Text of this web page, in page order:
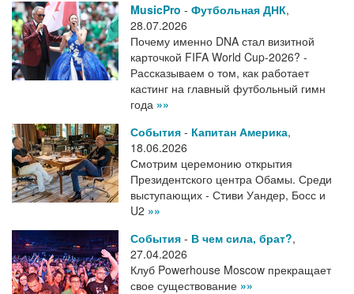
MusicPro - Футбольная ДНК,
28.07.2026
Почему именно DNA стал визитной
карточкой FIFA World Cup-2026? -
Рассказываем о том, как работает
кастинг на главный футбольный гимн
года »»
События - Капитан Америка,
18.06.2026
Смотрим церемонию открытия
Президентского центра Обамы. Среди
выступающих - Стиви Уандер, Босс и
U2 »»
События - В чем сила, брат?,
27.04.2026
Клуб Powerhouse Moscow прекращает
свое существование »»